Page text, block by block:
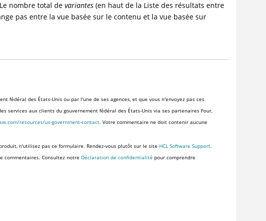
nombre total devariantes (en haut de la Liste des résultats entre
pas entre la vue basée sur le contenu et la vue basée sur
fédéral des États-Unis ou par l'une de ses agences, et que vous n'envoyez pas ces
services aux clients du gouvernement fédéral des États-Unis via ses partenaires Four,
resources/us-government-contact. Votre commentaire ne doit contenir aucune
n'utilisez pas ce formulaire. Rendez-vous plutôt sur le site HCL Software Support.
commentaires. Consultez notre Déclaration de confidentialité pour comprendre